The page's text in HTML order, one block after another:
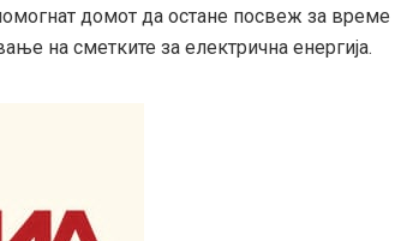
домот да остане посвеж за време
на сметките за електрична енергија.